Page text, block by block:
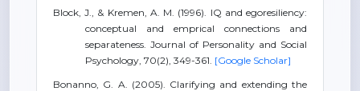
Block, J., & Kremen, A. M. (1996). IQ and egoresiliency:
conceptual and emprical connections and
separateness. Journal of Personality and Social
Psychology, 70(2), 349-361. [Google Scholar]
Bonanno, G. A. (2005). Clarifying and extending the